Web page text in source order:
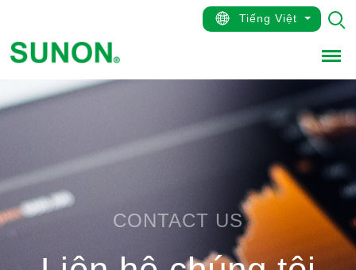
Tiếng Việt
Menu
CONTACT US